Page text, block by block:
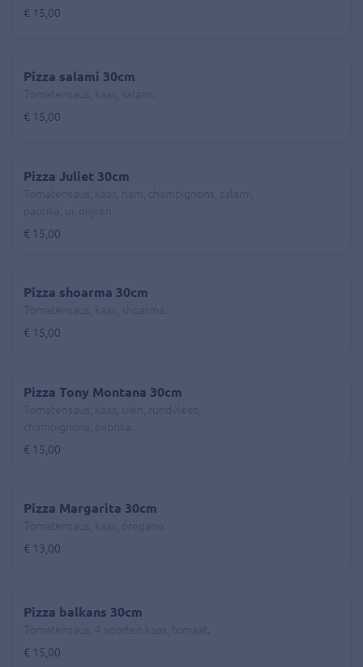
€ 15,00
Pizza salami 30cm
€ 15,00
Pizza Juliet 30cm
€ 15,00
Pizza shoarma 30cm
€ 15,00
Pizza Tony Montana 30cm
€ 15,00
Pizza Margarita 30cm
€ 13,00
Pizza balkans 30cm
€ 15,00